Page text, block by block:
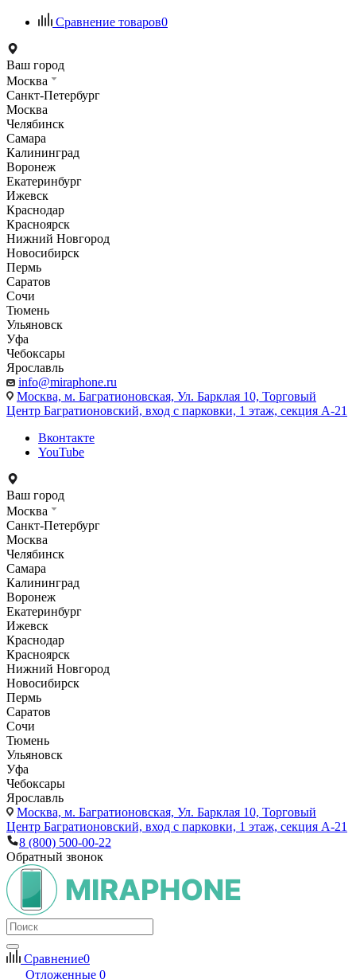
Сравнение товаров0
Ваш город
Москва
Санкт-Петербург
Москва
Челябинск
Самара
Калининград
Воронеж
Екатеринбург
Ижевск
Краснодар
Красноярск
Нижний Новгород
Новосибирск
Пермь
Саратов
Сочи
Тюмень
Ульяновск
Уфа
Чебоксары
Ярославль
info@miraphone.ru
Москва, м. Багратионовская, Ул. Барклая 10, Торговый
Центр Багратионовский, вход с парковки, 1 этаж, секция А-21
Вконтакте
YouTube
Ваш город
Москва
Санкт-Петербург
Москва
Челябинск
Самара
Калининград
Воронеж
Екатеринбург
Ижевск
Краснодар
Красноярск
Нижний Новгород
Новосибирск
Пермь
Саратов
Сочи
Тюмень
Ульяновск
Уфа
Чебоксары
Ярославль
Москва, м. Багратионовская, Ул. Барклая 10, Торговый
Центр Багратионовский, вход с парковки, 1 этаж, секция А-21
8 (800) 500-00-22
Обратный звонок
Сравнение0
Отложенные 0